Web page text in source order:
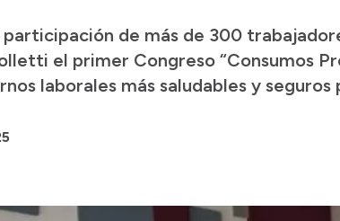
de más de 300
el primer Congreso “Consumos
laborales más saludables y seguros